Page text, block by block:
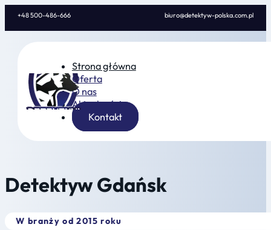
+48 500-486-666 biuro@detektyw-polska.com.pl
Strona główna
Oferta
O nas
Aktualności
Kontakt
Detektyw Gdańsk
W branży od 2015 roku